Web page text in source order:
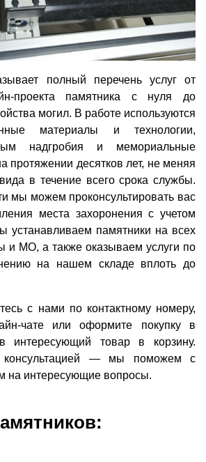
полный перечень услуг от
проекта памятника с нуля до
могил. В работе используются
материалы и технологии,
надгробия и мемориальные
протяжении десятков лет, не меняя
в течение всего срока службы.
мы можем проконсультировать вас
места захоронения с учетом
устанавливаем памятники на всех
и МО, а также оказываем услуги по
на нашем складе вплоть до
с нами по контактному номеру,
чате или оформите покупку в
интересующий товар в корзину.
консультацией — мы поможем с
на интересующие вопросы.